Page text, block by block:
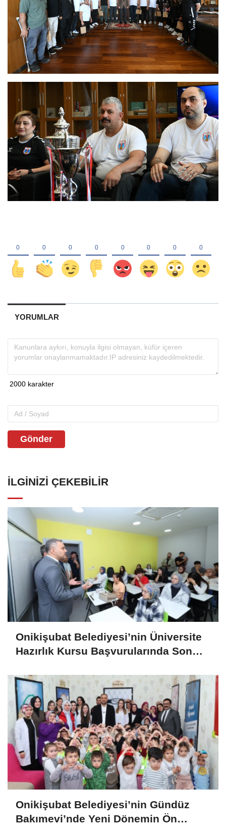
YORUMLAR
Gönder
İLGINIZI ÇEKEBILIR
Onikişubat Belediyesi’nin Üniversite
Hazırlık Kursu Başvurularında Son
Onikişubat Belediyesi’nin Gündüz
Bakımevi’nde Yeni Dönemin Ön